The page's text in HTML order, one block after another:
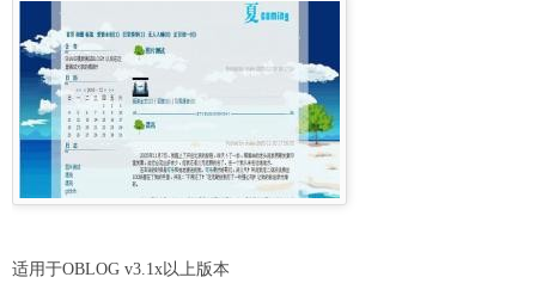
适用于OBLOG v3.1x以上版本